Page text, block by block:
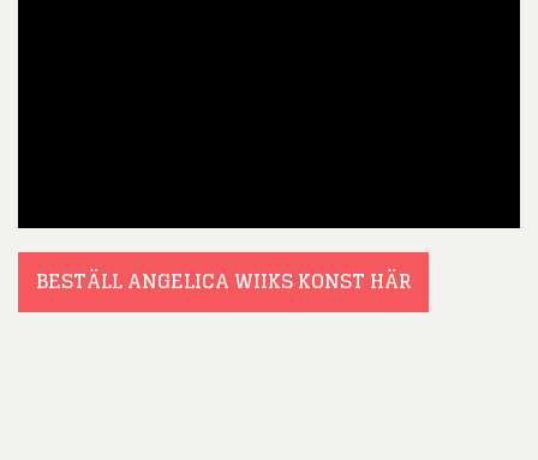
BESTÄLL ANGELICA WIIKS KONST HÄR